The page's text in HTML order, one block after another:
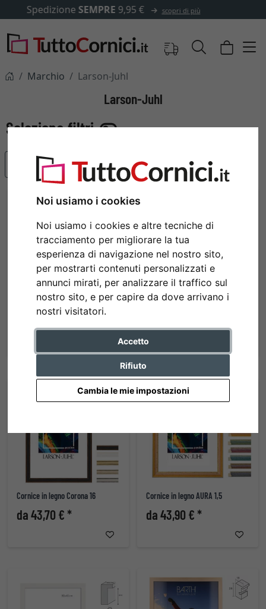
Noi usiamo i cookies
Noi usiamo i cookies e altre tecniche di
tracciamento per migliorare la tua
esperienza di navigazione nel nostro sito,
per mostrarti contenuti personalizzati e
annunci mirati, per analizzare il traffico sul
nostro sito, e per capire da dove arrivano i
nostri visitatori.
Accetto
Rifiuto
Cambia le mie impostazioni
✓500.000 articoli tra cui scegliere
Marchio Larson-Juhl
Larson-Juhl
Articoli più popolari
Cornice in legno WOODLAND II
da 43,10 € * da 43,10 € *
Cornice in legno Corona 16
da 43,70 € *
Cornice in legno AURA 1,5
da 43,90 € *